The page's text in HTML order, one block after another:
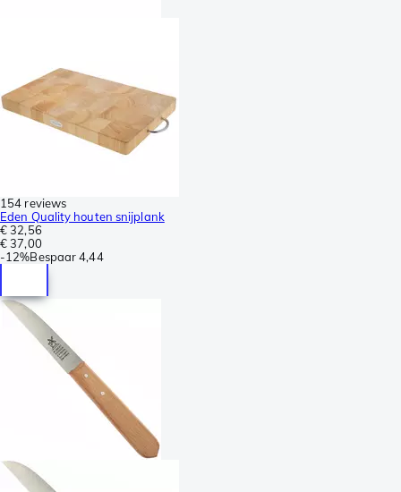
154 reviews
Eden Quality houten snijplank
€ 32,56
€ 37,00
-12%Bespaar 4,44